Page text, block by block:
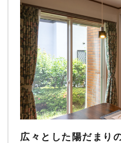
広々とした陽だまり